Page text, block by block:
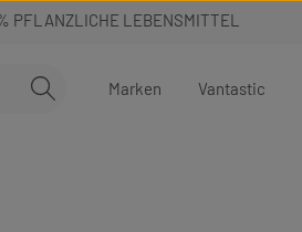
Marken
Vantastic